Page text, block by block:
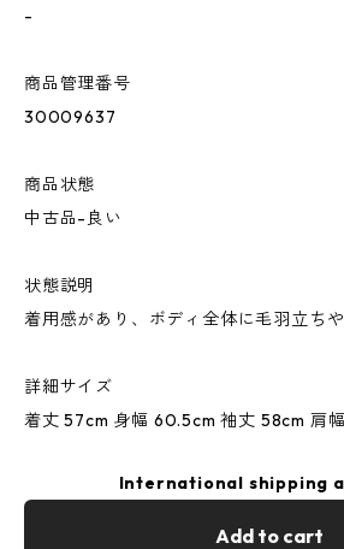
-
商品管理番号
30009637
商品状態
中古品-良い
状態説明
着用感があり、ボディ全体に毛羽立ち
詳細サイズ
着丈 57cm 身幅 60.5cm 袖丈 58cm 肩
International shipping
Add to cart